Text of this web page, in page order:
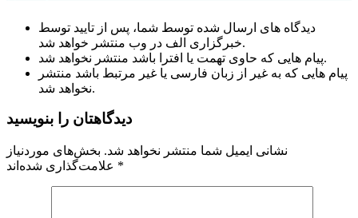
دیدگاه های ارسال شده توسط شما، پس از تایید توسط
خبرگزاری الف در وب منتشر خواهد شد.
پیام هایی که حاوی تهمت یا افترا باشد منتشر نخواهد شد.
پیام هایی که به غیر از زبان فارسی یا غیر مرتبط باشد منتشر
نخواهد شد.
دیدگاهتان را بنویسید
نشانی ایمیل شما منتشر نخواهد شد. بخش‌های موردنیاز
*